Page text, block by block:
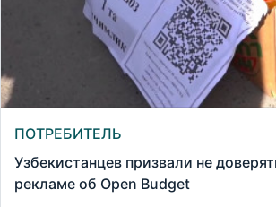
ПОТРЕБИТЕЛЬ
Узбекистанцев призвали не
рекламе об Open Budget